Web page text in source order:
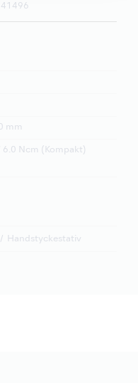
mm
Ncm (Kompakt)
Handstyckestativ